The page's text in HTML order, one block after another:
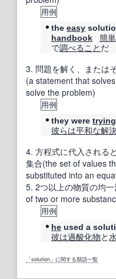
用例
the easy
handbook
簡
で調べること だ
3. 問題を解く、または
(a statement that
solve the problem)
用例
they were trying
彼らは平和な解
4. 方程式に代入される
集合(the set of values
substituted into an
5. 2つ以上の物質の均
of two or more
用例
he used a
彼は過酸化物と
「solution」に関する類語一覧